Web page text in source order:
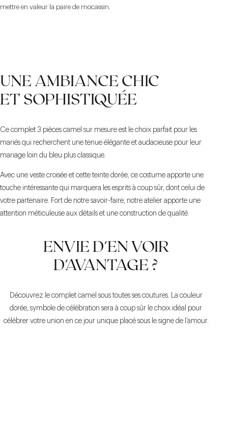
mettre en valeur la paire de mocassin.
UNE AMBIANCE CHIC
ET SOPHISTIQUÉE
Ce complet 3 pièces camel sur mesure est le choix parfait pour les
mariés qui recherchent une tenue élégante et audacieuse pour leur
mariage loin du bleu plus classique.
Avec une veste croisée et cette teinte dorée, ce costume apporte une
touche intéressante qui marquera les esprits à coup sûr, dont celui de
votre partenaire. Fort de notre savoir-faire, notre atelier apporte une
attention méticuleuse aux détails et une construction de qualité.
ENVIE D'EN VOIR
D'AVANTAGE ?
Découvrez le complet camel sous toutes ses coutures. La couleur
dorée, symbole de célébration sera à coup sûr le choix idéal pour
célébrer votre union en ce jour unique placé sous le signe de l’amour.